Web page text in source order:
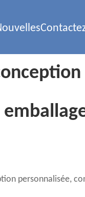
personnalisée,